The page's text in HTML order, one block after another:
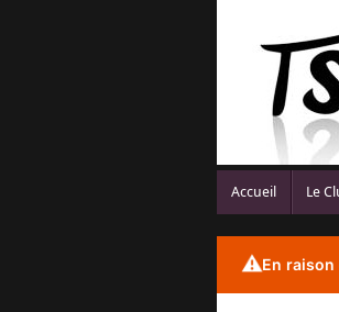
Accueil Le
⚠️En